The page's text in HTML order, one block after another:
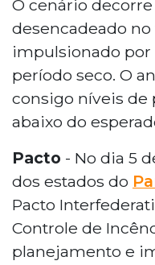
O cenário
desencadeado no
impulsionado por
período seco. O
consigo níveis
abaixo do
Pacto - No dia 5
dos estados do
Pacto
Controle de
planejamento e